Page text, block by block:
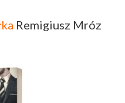
Remigiusz Mróz